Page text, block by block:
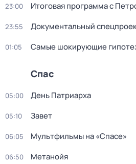
23:00 Итоговая программа с
23:55 Документальный
01:05 Самые шoкиpующие
Спас
05:00 День Патриарха
05:10 Завет
06:05 Мультфильмы на «Спасе»
06:50 Метанойя